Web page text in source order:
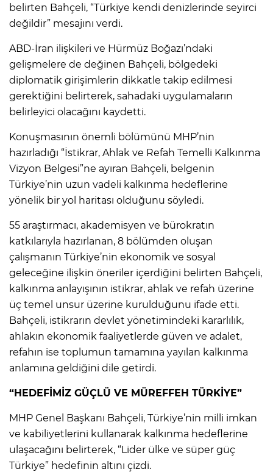
belirten Bahçeli, “Türkiye kendi denizlerinde seyirci
değildir” mesajını verdi.
ABD-İran ilişkileri ve Hürmüz Boğazı’ndaki
gelişmelere de değinen Bahçeli, bölgedeki
diplomatik girişimlerin dikkatle takip edilmesi
gerektiğini belirterek, sahadaki uygulamaların
belirleyici olacağını kaydetti.
Konuşmasının önemli bölümünü MHP’nin
hazırladığı “İstikrar, Ahlak ve Refah Temelli Kalkınma
Vizyon Belgesi”ne ayıran Bahçeli, belgenin
Türkiye’nin uzun vadeli kalkınma hedeflerine
yönelik bir yol haritası olduğunu söyledi.
55 araştırmacı, akademisyen ve bürokratın
katkılarıyla hazırlanan, 8 bölümden oluşan
çalışmanın Türkiye’nin ekonomik ve sosyal
geleceğine ilişkin öneriler içerdiğini belirten Bahçeli,
kalkınma anlayışının istikrar, ahlak ve refah üzerine
üç temel unsur üzerine kurulduğunu ifade etti.
Bahçeli, istikrarın devlet yönetimindeki kararlılık,
ahlakın ekonomik faaliyetlerde güven ve adalet,
refahın ise toplumun tamamına yayılan kalkınma
anlamına geldiğini dile getirdi.
“HEDEFİMİZ GÜÇLÜ VE MÜREFFEH TÜRKİYE”
MHP Genel Başkanı Bahçeli, Türkiye’nin milli imkan
ve kabiliyetlerini kullanarak kalkınma hedeflerine
ulaşacağını belirterek, “Lider ülke ve süper güç
Türkiye” hedefinin altını çizdi.